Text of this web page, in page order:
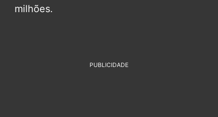
milhões.
PUBLICIDADE